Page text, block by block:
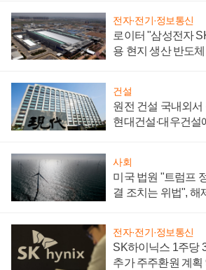
전자·전기·정보통신
로이터 "삼성전자
용 현지 생산 반도
건설
원전 건설 국내외서
현대건설·대우건설
사회
미국 법원 "트럼프
결 조치는 위법", 해
전자·전기·정보통신
SK하이닉스 1주당
추가 주주환원 계획